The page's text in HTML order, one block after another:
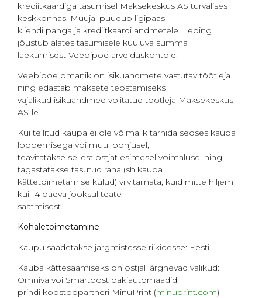
krediitkaardiga tasumisel Maksekeskus AS turvalises
keskkonnas. Müüjal puudub ligipääs
kliendi panga ja krediitkaardi andmetele. Leping
jõustub alates tasumisele kuuluva summa
laekumisest Veebipoe arvelduskontole.
Veebipoe omanik on isikuandmete vastutav töötleja
ning edastab maksete teostamiseks
vajalikud isikuandmed volitatud töötleja Maksekeskus
AS-le.
Kui tellitud kaupa ei ole võimalik tarnida seoses kauba
lõppemisega või muul põhjusel,
teavitatakse sellest ostjat esimesel võimalusel ning
tagastatakse tasutud raha (sh kauba
kättetoimetamise kulud) viivitamata, kuid mitte hiljem
kui 14 päeva jooksul teate
saatmisest.
Kohaletoimetamine
Kaupu saadetakse järgmistesse riikidesse: Eesti
Kauba kättesaamiseks on ostjal järgnevad valikud:
Omniva või Smartpost pakiautomaadid,
prindi koostööpartneri MinuPrint (minuprint.com)